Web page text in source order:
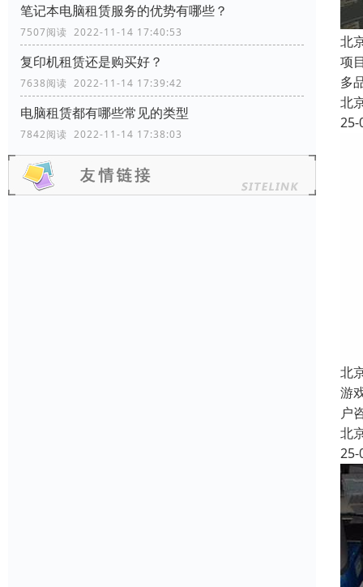
笔记本电脑租赁服务的优势有哪些？
7507阅读 2022-11-14 17:40:53
复印机租赁还是购买好？
7638阅读 2022-11-14 17:39:42
电脑租赁都有哪些常见的类型
7842阅读 2022-11-14 17:38:03
北
项
多
北
25-
北
游
户
北
25-